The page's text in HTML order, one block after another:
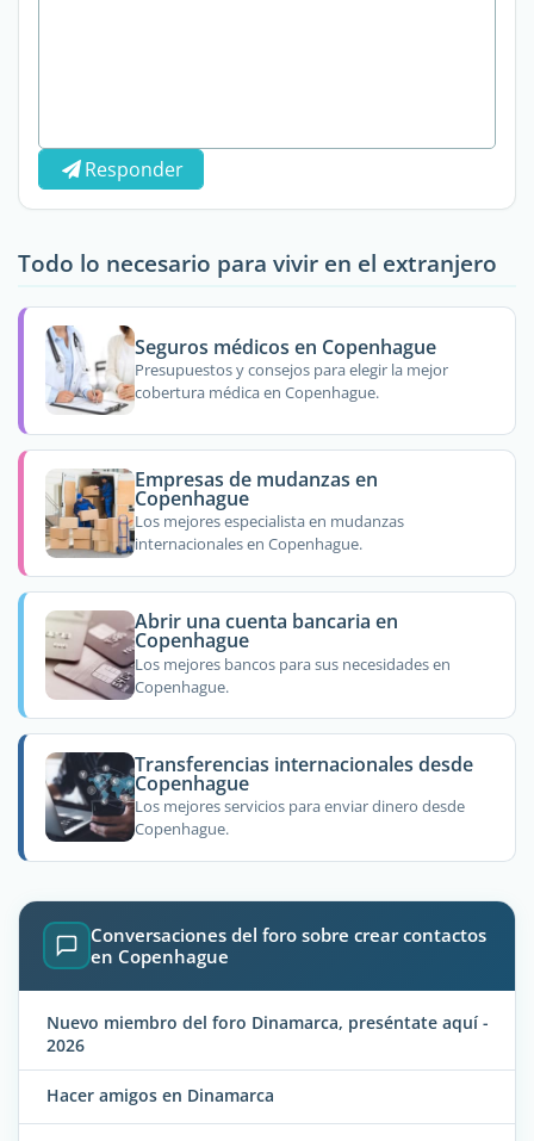
Responder
Todo lo necesario para vivir en el extranjero
Seguros médicos en Copenhague
Presupuestos y consejos para elegir la mejor
cobertura médica en Copenhague.
Empresas de mudanzas en
Copenhague
Los mejores especialista en mudanzas
internacionales en Copenhague.
Abrir una cuenta bancaria en
Copenhague
Los mejores bancos para sus necesidades en
Copenhague.
Transferencias internacionales desde
Copenhague
Los mejores servicios para enviar dinero desde
Copenhague.
Conversaciones del foro sobre crear contactos
en Copenhague
Nuevo miembro del foro Dinamarca, preséntate aquí -
2026
Hacer amigos en Dinamarca